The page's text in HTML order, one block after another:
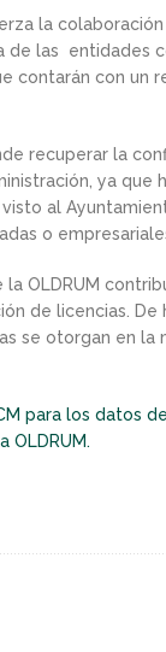
la
de las entidades
contarán con un
recuperar la
ya que
al
o
OLDRUM
de licencias. De
se otorgan en la
para los datos
OLDRUM.